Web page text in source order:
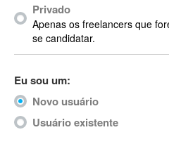
Acrobat X
Acronis
ACT
Actimize
ActionScript
ActionScript 3
Privado
Apenas os freelancers que
se candidatar.
Eu sou um:
Novo usuário
Usuário existente